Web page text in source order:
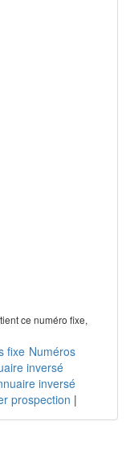
ce numéro fixe,
fixe Numéros
inversé
inversé
prospection |